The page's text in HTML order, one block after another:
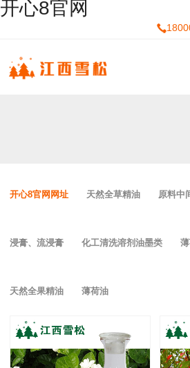
开心8官网
开心8官网网址 天然全草精油 原料中
浸膏、流浸膏 化工清洗溶剂油墨类
天然全果精油 薄荷油